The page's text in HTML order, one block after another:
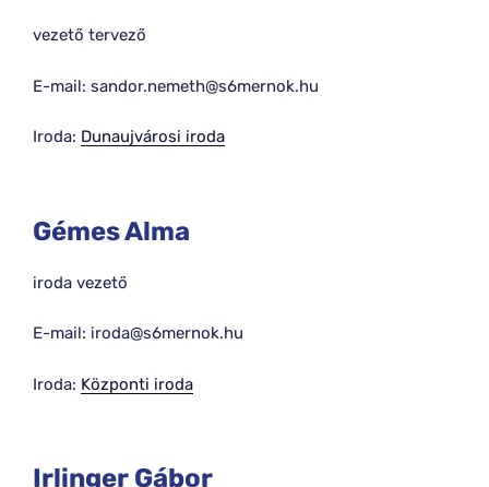
vezető tervező
E-mail: sandor.nemeth@s6mernok.hu
Iroda: Dunaujvárosi iroda
Gémes Alma
iroda vezető
E-mail: iroda@s6mernok.hu
Iroda: Központi iroda
Irlinger Gábor